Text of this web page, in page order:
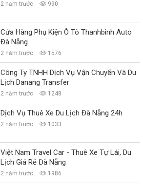
2 năm trước 990
Cửa Hàng Phụ Kiện Ô Tô Thanhbinh Auto
Đà Nẵng
2 năm trước 1576
Công Ty TNHH Dịch Vụ Vận Chuyển Và Du
Lịch Danang Transfer
2 năm trước 1248
Dịch Vụ Thuê Xe Du Lịch Đà Nẵng 24h
2 năm trước 1033
Việt Nam Travel Car - Thuê Xe Tự Lái, Du
Lịch Giá Rẻ Đà Nẵng
2 năm trước 1986